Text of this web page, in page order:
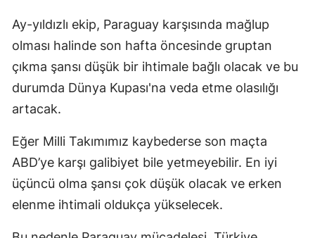
Ay-yıldızlı ekip, Paraguay karşısında mağlup
olması halinde son hafta öncesinde gruptan
çıkma şansı düşük bir ihtimale bağlı olacak ve bu
durumda Dünya Kupası'na veda etme olasılığı
artacak.
Eğer Milli Takımımız kaybederse son maçta
ABD’ye karşı galibiyet bile yetmeyebilir. En iyi
üçüncü olma şansı çok düşük olacak ve erken
elenme ihtimali oldukça yükselecek.